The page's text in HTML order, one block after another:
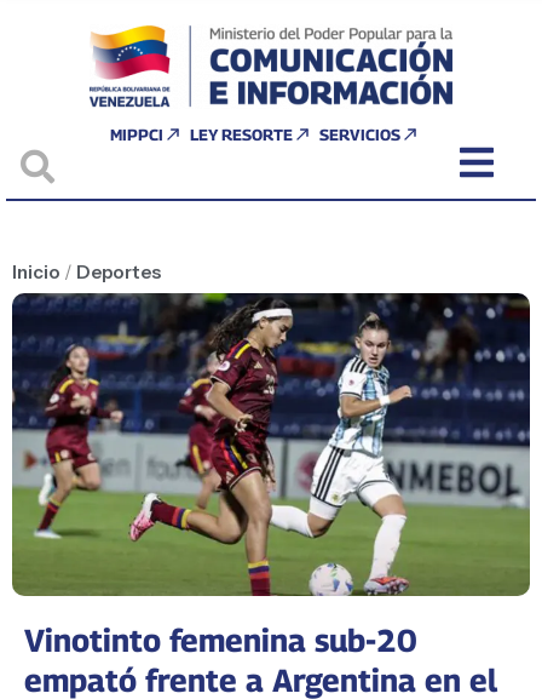
MIPPCI LEY RESORTE SERVICIOS
Inicio / Deportes
Vinotinto femenina sub-20
empató frente a Argentina en el